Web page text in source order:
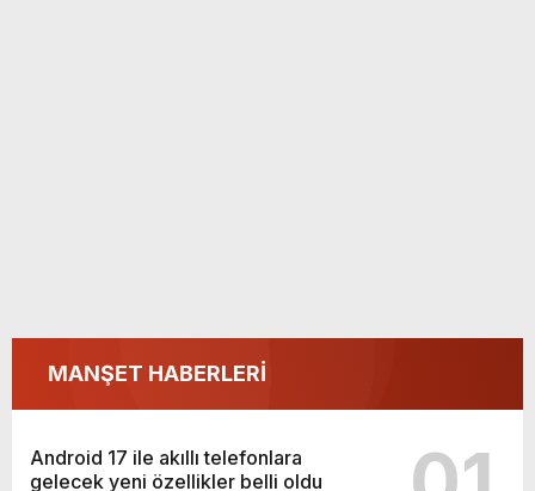
MANŞET HABERLERİ
Android 17 ile akıllı telefonlara
gelecek yeni özellikler belli oldu